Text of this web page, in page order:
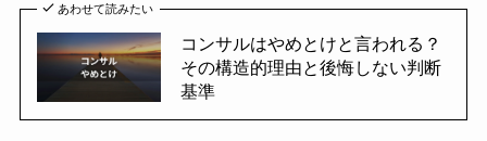
あわせて読みたい
コンサルはやめとけと言われる？
その構造的理由と後悔しない判断
基準